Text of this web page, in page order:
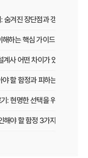
겨진 장단점과 갱신 팁
하는 핵심 가이드
사 어떤 차이가 있을까?
할 함정과 피하는 법
: 현명한 선택을 위한 5가지
해야 할 함정 3가지